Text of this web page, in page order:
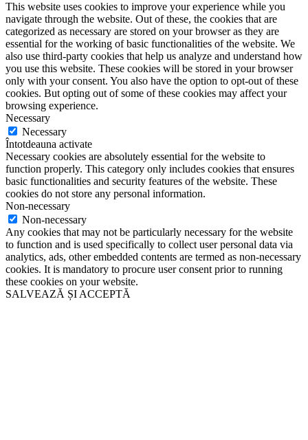
This website uses cookies to improve your experience while you
navigate through the website. Out of these, the cookies that are
categorized as necessary are stored on your browser as they are
essential for the working of basic functionalities of the website. We
also use third-party cookies that help us analyze and understand how
you use this website. These cookies will be stored in your browser
only with your consent. You also have the option to opt-out of these
cookies. But opting out of some of these cookies may affect your
browsing experience.
Necessary
Necessary
Întotdeauna activate
Necessary cookies are absolutely essential for the website to
function properly. This category only includes cookies that ensures
basic functionalities and security features of the website. These
cookies do not store any personal information.
Non-necessary
Non-necessary
Any cookies that may not be particularly necessary for the website
to function and is used specifically to collect user personal data via
analytics, ads, other embedded contents are termed as non-necessary
cookies. It is mandatory to procure user consent prior to running
these cookies on your website.
SALVEAZĂ ȘI ACCEPTĂ